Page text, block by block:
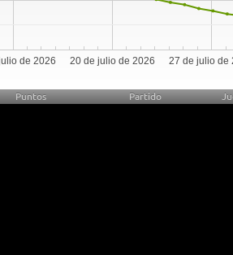
de 2026 20 de julio de 2026 27 de julio de
Puntos Partido